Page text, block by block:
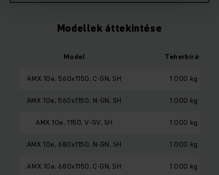
Modellek áttekintése
Model Teherbírás
AMX 10e, 560x1150, C-GN, SH 1 000 kg
AMX 10e, 560x1150, N-GN, SH 1 000 kg
AMX 10e, 1150, V-GV, SH 1 000 kg
AMX 10e, 680x1150, N-GN, SH 1 000 kg
AMX 10e, 680x1150, C-GN, SH 1 000 kg